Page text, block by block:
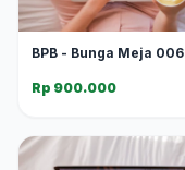
BPB - Bunga Meja 006
Rp 900.000